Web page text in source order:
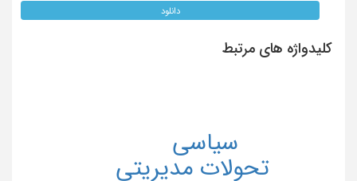
دانلود
کلیدواژه های مرتبط
تحولات مدیریتی
سیاسی